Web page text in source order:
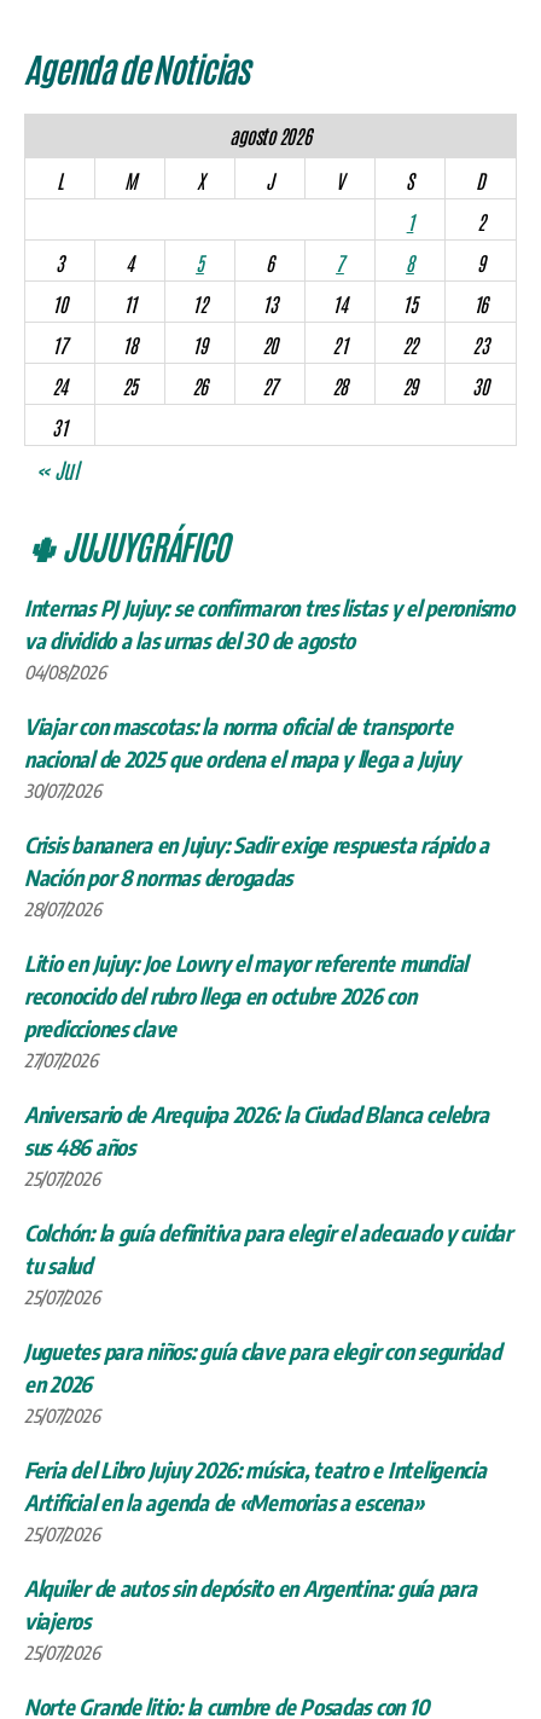
Agenda de Noticias
agosto 2026
L
M X J V S
D
1
2
3
4 5 6 7 8
9
10
11 12 13 14 15
16
17
18 19 20 21 22
23
24
25 26 27 28 29
30
31
« Jul
🌵 JUJUYGRÁFICO
Internas PJ Jujuy: se confirmaron tres listas y el peronismo
va dividido a las urnas del 30 de agosto
04/08/2026
Viajar con mascotas: la norma oficial de transporte
nacional de 2025 que ordena el mapa y llega a Jujuy
30/07/2026
Crisis bananera en Jujuy: Sadir exige respuesta rápido a
Nación por 8 normas derogadas
28/07/2026
Litio en Jujuy: Joe Lowry el mayor referente mundial
reconocido del rubro llega en octubre 2026 con
predicciones clave
27/07/2026
Aniversario de Arequipa 2026: la Ciudad Blanca celebra
sus 486 años
25/07/2026
Colchón: la guía definitiva para elegir el adecuado y cuidar
tu salud
25/07/2026
Juguetes para niños: guía clave para elegir con seguridad
en 2026
25/07/2026
Feria del Libro Jujuy 2026: música, teatro e Inteligencia
Artificial en la agenda de «Memorias a escena»
25/07/2026
Alquiler de autos sin depósito en Argentina: guía para
viajeros
25/07/2026
Norte Grande litio: la cumbre de Posadas con 10